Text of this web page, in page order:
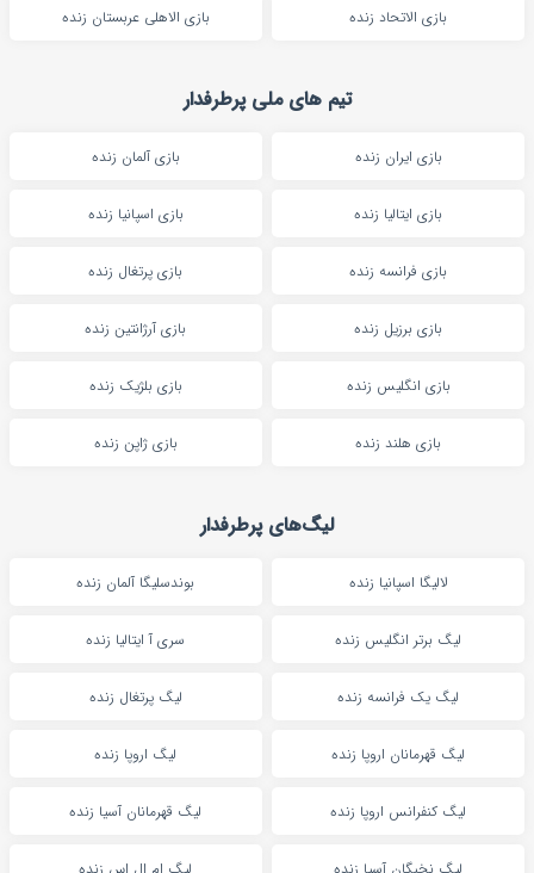
بازی الاتحاد زنده بازی الاهلی عربستان زنده
تیم های ملی پرطرفدار
بازی ایران زنده بازی آلمان زنده
بازی ایتالیا زنده بازی اسپانیا زنده
بازی فرانسه زنده بازی پرتغال زنده
بازی برزیل زنده بازی آرژانتین زنده
بازی انگلیس زنده بازی بلژیک زنده
بازی هلند زنده بازی ژاپن زنده
لیگ‌های پرطرفدار
لالیگا اسپانیا زنده بوندسلیگا آلمان زنده
لیگ برتر انگلیس زنده سری آ ایتالیا زنده
لیگ یک فرانسه زنده لیگ پرتغال زنده
لیگ قهرمانان اروپا زنده لیگ اروپا زنده
لیگ کنفرانس اروپا زنده لیگ قهرمانان آسیا زنده